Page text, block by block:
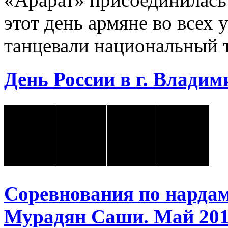
этот день армяне во всех
танцевали
День России в г.
Соревнования по
Мурадян Саши. Май